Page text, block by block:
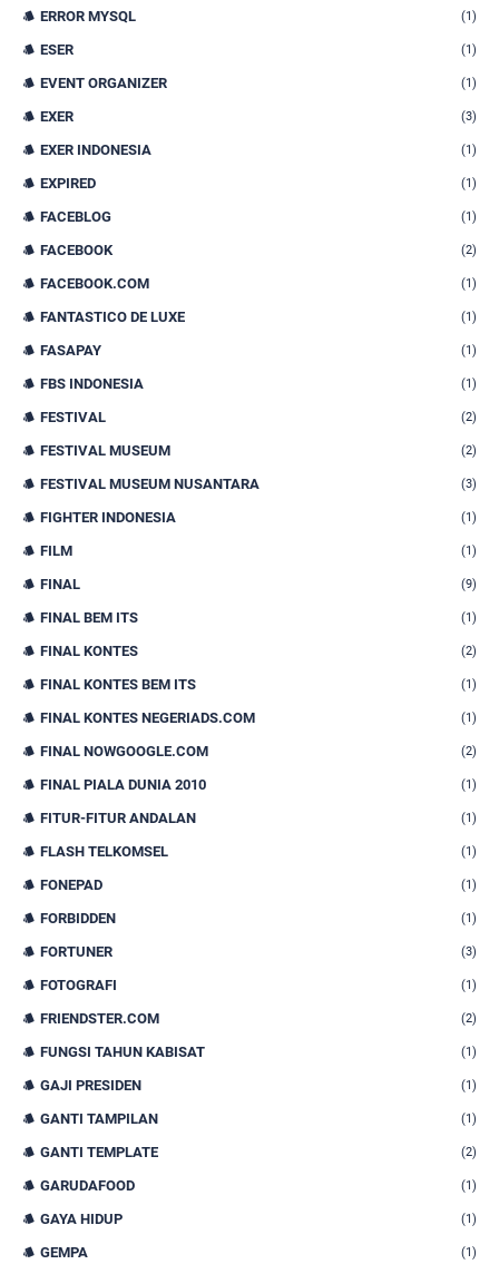
ERROR MYSQL (1)
ESER (1)
EVENT ORGANIZER (1)
EXER (3)
EXER INDONESIA (1)
EXPIRED (1)
FACEBLOG (1)
FACEBOOK (2)
FACEBOOK.COM (1)
FANTASTICO DE LUXE (1)
FASAPAY (1)
FBS INDONESIA (1)
FESTIVAL (2)
FESTIVAL MUSEUM (2)
FESTIVAL MUSEUM NUSANTARA (3)
FIGHTER INDONESIA (1)
FILM (1)
FINAL (9)
FINAL BEM ITS (1)
FINAL KONTES (2)
FINAL KONTES BEM ITS (1)
FINAL KONTES NEGERIADS.COM (1)
FINAL NOWGOOGLE.COM (2)
FINAL PIALA DUNIA 2010 (1)
FITUR-FITUR ANDALAN (1)
FLASH TELKOMSEL (1)
FONEPAD (1)
FORBIDDEN (1)
FORTUNER (3)
FOTOGRAFI (1)
FRIENDSTER.COM (2)
FUNGSI TAHUN KABISAT (1)
GAJI PRESIDEN (1)
GANTI TAMPILAN (1)
GANTI TEMPLATE (2)
GARUDAFOOD (1)
GAYA HIDUP (1)
GEMPA (1)